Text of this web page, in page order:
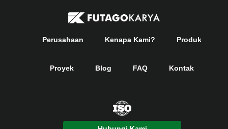
Perusahaan Kenapa Kami? Produk
Proyek Blog FAQ Kontak